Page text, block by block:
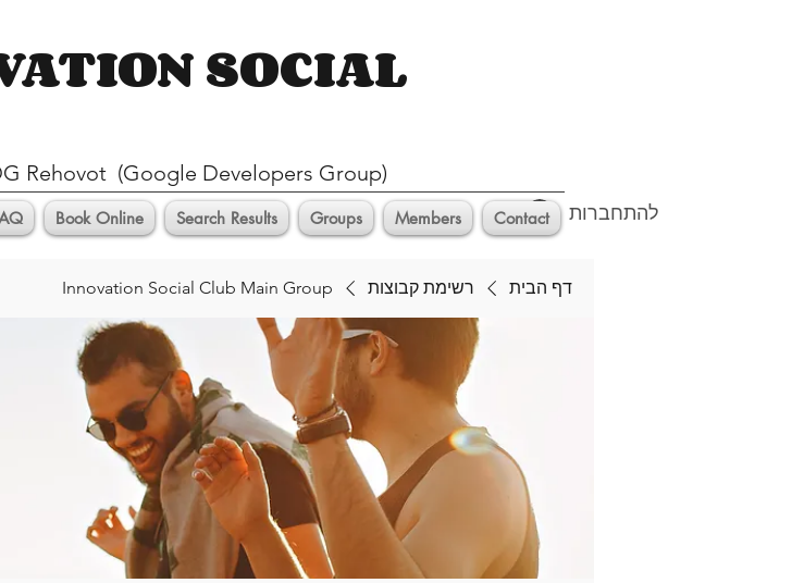
SOCIAL
Rehovot (Google Developers Group)
להתחברות Book Online Search Results Groups Members Contact
דף הבית רשימת קבוצות Innovation Social Club Main Group